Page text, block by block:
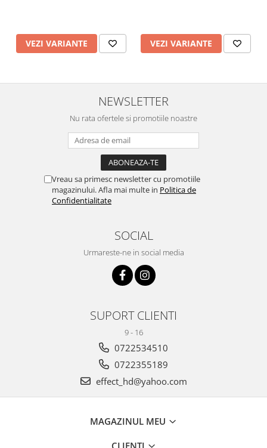
VEZI VARIANTE VEZI VARIANTE
NEWSLETTER
Nu rata ofertele si promotiile noastre
Vreau sa primesc newsletter cu promotiile
magazinului. Afla mai multe in Politica de
Confidentialitate
SOCIAL
Urmareste-ne in social media
SUPORT CLIENTI
9 - 16
0722534510
0722355189
effect_hd@yahoo.com
MAGAZINUL MEU
CLIENTI